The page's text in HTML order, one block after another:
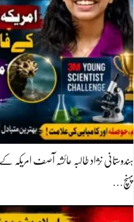
ہندوستانی نژاد طالبہ عائشہ آصف امریکہ
پہنچ…